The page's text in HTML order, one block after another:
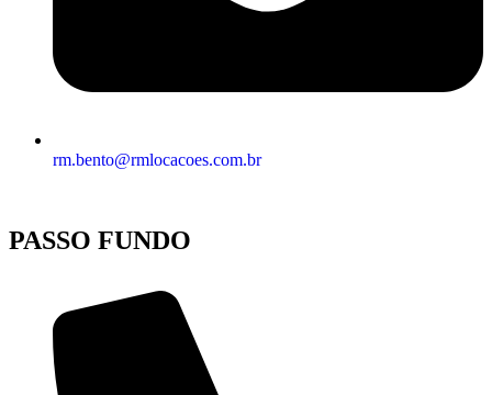
rm.bento@rmlocacoes.com.br
PASSO FUNDO